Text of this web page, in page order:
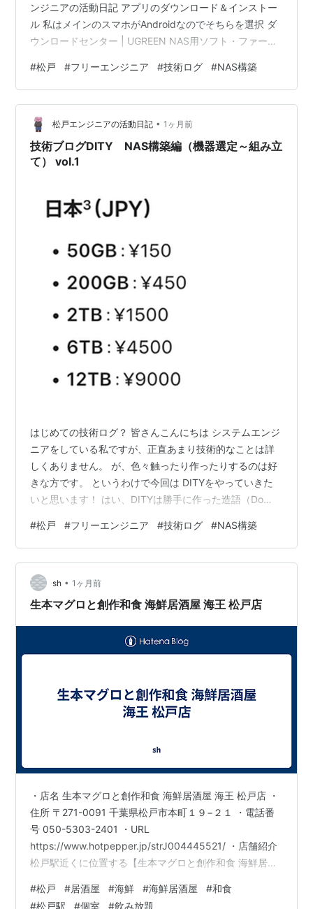
ンジニアの活動日記 アプリのダウンロード＆インストー
ル 私はメインのスマホがAndroidなのでそちらを選択 ダ
ウンロードセンター | UGREEN NAS用ソフト・ファーム
ド画面に遷移します （このあと諸々画面のキャプチャを
取り忘れているのはご愛敬。。。） アプリをインストー
ルし、起動 起動すると自動で近くの端末を探してくれま
す。 アプリのセットアップ そのあとはNASの名前を決め
て、管理者アカウントを設定して初期化スター…
#松戸 #フリーエンジニア #技術ログ #NAS構築
松戸エンジニアの活動日記 • 1ヶ月前
技術ブログDITY NAS構築編（機器選定～組み立
て） vol.1
はじめての技術ログ？ 皆さんこんにちは システムエンジ
ニアをしている私ですが、正直あまり技術的なことは詳
しくありません。 が、色々触ったり作ったりするのは好
きな方です。 というわけで今回は DITYをやっていきた
いと思います！ はい、DITYは勝手に作った造語（Do
あってそうですが、イメージ的に木材使ったり、家具作
ったりのイメージなので勝手に作りました。 まぁ本題に
入りますが、今回の目的は我が家のシステム担当として
とある問題を解決していくことです。 これはどの家庭で
もある問題ではないでしょうか。 スマホ容…
#松戸 #フリーエンジニア #技術ログ #NAS構築
sh • 1ヶ月前
生本マグロと創作和食 海鮮居酒屋 海王 松戸店
・店名 生本マグロと創作和食 海鮮居酒屋 海王 松戸店 ・
住所 〒271-0091 千葉県松戸市本町１９−２１ ・電話番
号 050-5303-2401 ・URL
https://www.hotpepper.jp/strJ004445521/ ・店舗紹介
松戸駅近くに位置する【生本マグロと創作和食 海鮮居酒
和食メニューを豊富に取り揃えております。海鮮居酒屋
#松戸 #居酒屋 #海鮮 #海鮮居酒屋 #和食
#松戸駅 #個室 #飲み放題